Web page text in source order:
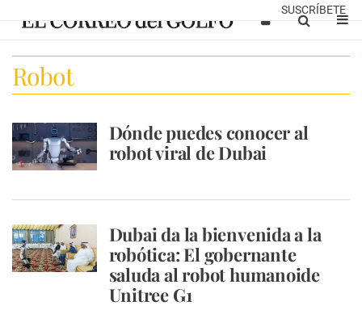
SUSCRÍBETE
Robot
Dónde puedes conocer al
robot viral de Dubai
Dubai da la bienvenida a la
robótica: El gobernante
saluda al robot humanoide
Unitree G1